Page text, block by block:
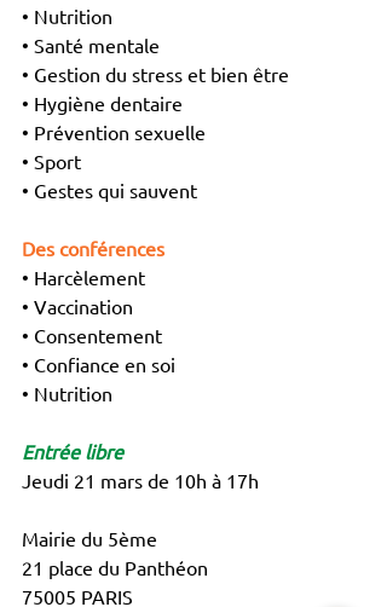
• Nutrition
• Santé mentale
• Gestion du stress et bien être
• Hygiène dentaire
• Prévention sexuelle
• Sport
• Gestes qui sauvent
Des conférences
• Harcèlement
• Vaccination
• Consentement
• Confiance en soi
• Nutrition
Entrée libre
Jeudi 21 mars de 10h à 17h
Mairie du 5ème
21 place du Panthéon
75005 PARIS